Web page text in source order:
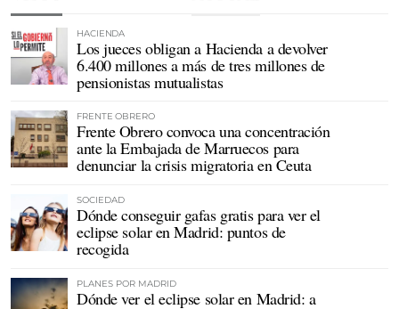
HACIENDA
Los jueces obligan a Hacienda a devolver
6.400 millones a más de tres millones de
pensionistas mutualistas
FRENTE OBRERO
Frente Obrero convoca una concentración
ante la Embajada de Marruecos para
denunciar la crisis migratoria en Ceuta
SOCIEDAD
Dónde conseguir gafas gratis para ver el
eclipse solar en Madrid: puntos de
recogida
PLANES POR MADRID
Dónde ver el eclipse solar en Madrid: a